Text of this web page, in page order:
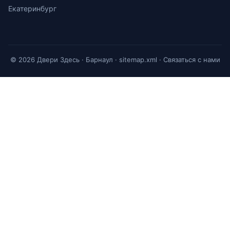
Екатеринбург
© 2026 Двери Здесь · Барнаул · sitemap.xml · Связаться с нами